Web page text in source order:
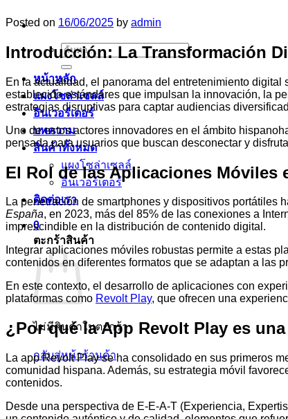
ค้นหา:
หน้าหลัก
แผงโซล่าเซลล์
อินเวอร์เตอร์
บทความ
สินค้าทั้งหมด
แผงโซล่าเซลล์
อินเวอร์เตอร์
ติดต่อเรา
0
ตะกร้าสินค้า
ไม่มีสินค้าในตะกร้า
กลับสู่หน้าร้านค้า
Posted on 16/06/2025 by admin
Introducción: La Transformación
En la actualidad, el panorama del entretenimiento
establecido estándares que impulsan la innovación, la
estrategias disruptivas para captar audiencias
Uno de estos actores innovadores en el ámbito
pensada para usuarios que buscan desconectar y
El Rol de las Aplicaciones
La penetración de smartphones y dispositivos portátiles
España, en 2023, más del 85% de las conexiones a
imprescindible en la distribución de contenido digital.
Integrar aplicaciones móviles robustas permite a estas
contenidos en diferentes formatos que se adaptan a las
En este contexto, el desarrollo de aplicaciones con
plataformas como Revolt Play, que ofrecen una
¿Por qué la App Revolt Play es
La app Revolt Play se ha consolidado en sus primeros
comunidad hispana. Además, su estrategia móvil
contenidos.
Desde una perspectiva de E-E-A-T (Experiencia,